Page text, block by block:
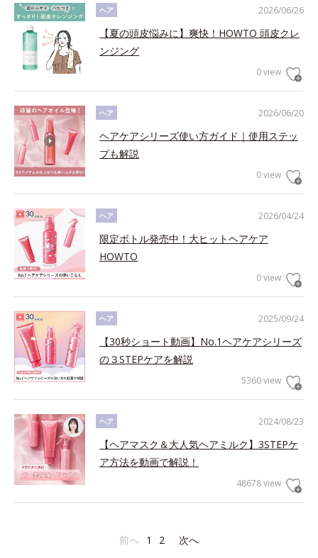
2026/06/26
ヘア
【夏の頭皮悩みに】爽快！HOWTO 頭皮クレ
ンジング
0 view
2026/06/20
ヘア
ヘアケアシリーズ使い方ガイド｜使用ステッ
プも解説
0 view
2026/04/24
ヘア
限定ボトル発売中！大ヒットヘアケア
HOWTO
0 view
2025/09/24
ヘア
【30秒ショート動画】No.1ヘアケアシリーズ
の３STEPケアを解説
5360 view
2024/08/23
ヘア
【ヘアマスク＆大人気ヘアミルク】3STEPケ
ア方法を動画で解説！
48678 view
前へ 1 2 次へ